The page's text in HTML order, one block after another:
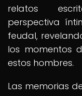
relatos
perspectiva
feudal,
los momentos
estos hombres.
Las memorias